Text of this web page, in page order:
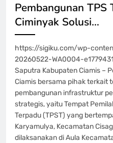
Pembangunan TPS
Ciminyak Solusi…
https://sigiku.com/wp-
20260522-WA0004-
Saputra Kabupaten Ciamis –
Ciamis bersama pihak terkait
pembangunan infrastruktur
strategis, yaitu Tempat
Terpadu (TPST) yang
Karyamulya, Kecamatan
dilaksanakan di Aula